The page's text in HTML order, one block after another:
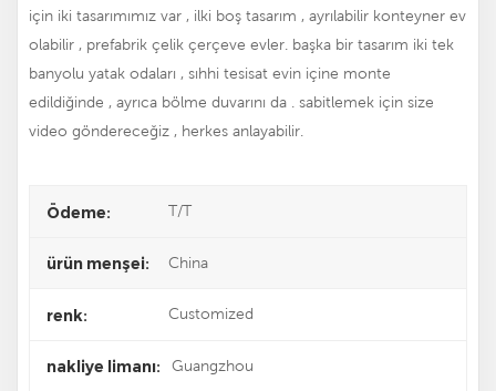
için iki tasarımımız var , ilki boş tasarım , ayrılabilir konteyner ev
olabilir , prefabrik çelik çerçeve evler. başka bir tasarım iki tek
banyolu yatak odaları , sıhhi tesisat evin içine monte
edildiğinde , ayrıca bölme duvarını da . sabitlemek için size
video göndereceğiz , herkes anlayabilir.
Ödeme: T/T
ürün menşei: China
renk: Customized
nakliye limanı: Guangzhou